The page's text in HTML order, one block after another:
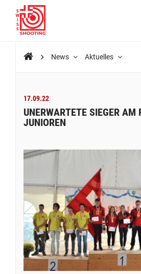
News Aktuelles
17.09.22
UNERWARTETE SIEGER AM
JUNIOREN